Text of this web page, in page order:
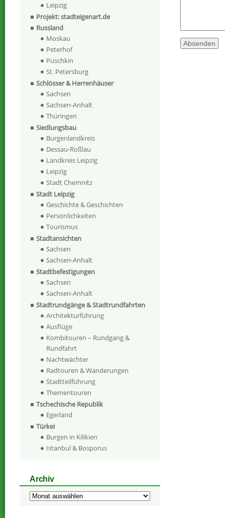
Leipzig
Projekt: stadteigenart.de
Russland
Moskau
Peterhof
Puschkin
St. Petersburg
Schlösser & Herrenhäuser
Sachsen
Sachsen-Anhalt
Thüringen
Siedlungsbau
Burgenlandkreis
Dessau-Roßlau
Landkreis Leipzig
Leipzig
Stadt Chemnitz
Stadt Leipzig
Geschichte & Geschichten
Persönlichkeiten
Tourismus
Stadtansichten
Sachsen
Sachsen-Anhalt
Stadtbefestigungen
Sachsen
Sachsen-Anhalt
Stadtrundgänge & Stadtrundfahrten
Architekturführung
Ausflüge
Kombitouren – Rundgang &
Rundfahrt
Nachtwächter
Radtouren & Wanderungen
Stadtteilführung
Thementouren
Tschechische Republik
Egerland
Türkei
Burgen in Kilikien
Istanbul & Bosporus
Archiv
Archiv